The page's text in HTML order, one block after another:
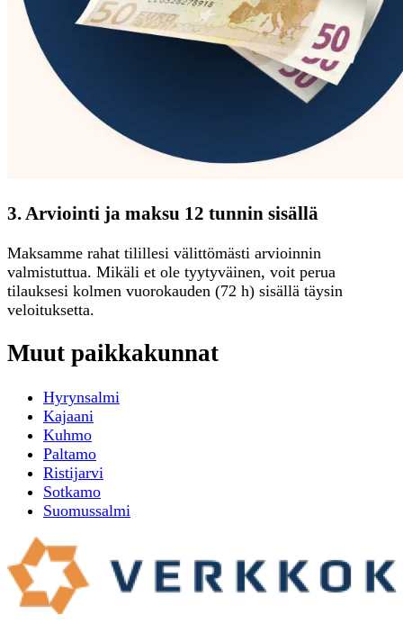
3. Arviointi ja maksu 12 tunnin sisällä
Maksamme rahat tilillesi välittömästi arvioinnin
valmistuttua. Mikäli et ole tyytyväinen, voit perua
tilauksesi kolmen vuorokauden (72 h) sisällä täysin
veloituksetta.
Muut paikkakunnat
Hyrynsalmi
Kajaani
Kuhmo
Paltamo
Ristijarvi
Sotkamo
Suomussalmi